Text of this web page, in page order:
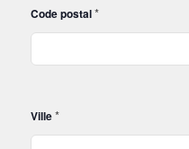
Code postal*
Ville*